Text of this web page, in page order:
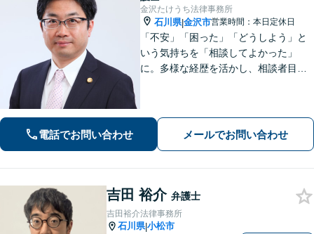
金沢たけうち法律事務所
石川県|金沢市営業時間：本日定休日
「不安」「困った」「どうしよう」と
いう気持ちを「相談してよかった」
に。多様な経歴を活かし、相談者目線
【初回３０分間相談無料】
電話でお問い合わせ メールでお問い合わせ
吉田 裕介 弁護士
吉田裕介法律事務所
石川県|小松市